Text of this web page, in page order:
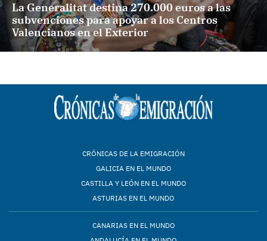
La Generalitat destina 270.000 euros a las
subvenciones para apoyar a los Centros
Valencianos en el Exterior
CRÓNICAS DE LA EMIGRACIÓN
GALICIA EN EL MUNDO
CASTILLA Y LEÓN EN EL MUNDO
ASTURIAS EN EL MUNDO
CANARIAS EN EL MUNDO